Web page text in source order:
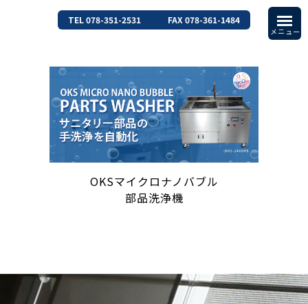
TEL 078-351-2531 FAX 078-361-1484
OKSマイクロナノバブル
部品洗浄機